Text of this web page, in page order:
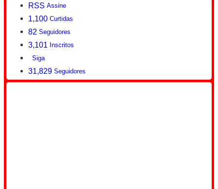
RSS Assine
1,100 Curtidas
82 Seguidores
3,101 Inscritos
Siga
31,829 Seguidores